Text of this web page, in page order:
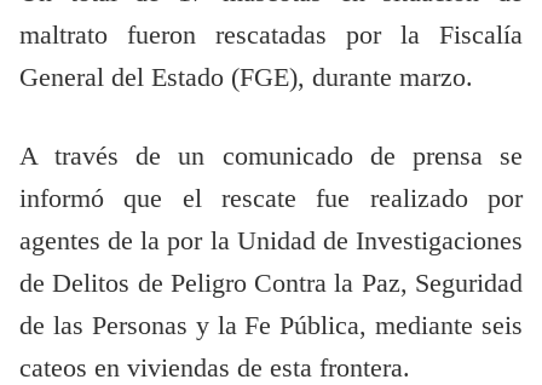
maltrato fueron rescatadas por la Fiscalía
General del Estado (FGE), durante marzo.
A través de un comunicado de prensa se
informó que el rescate fue realizado por
agentes de la por la Unidad de Investigaciones
de Delitos de Peligro Contra la Paz, Seguridad
de las Personas y la Fe Pública, mediante seis
cateos en viviendas de esta frontera.